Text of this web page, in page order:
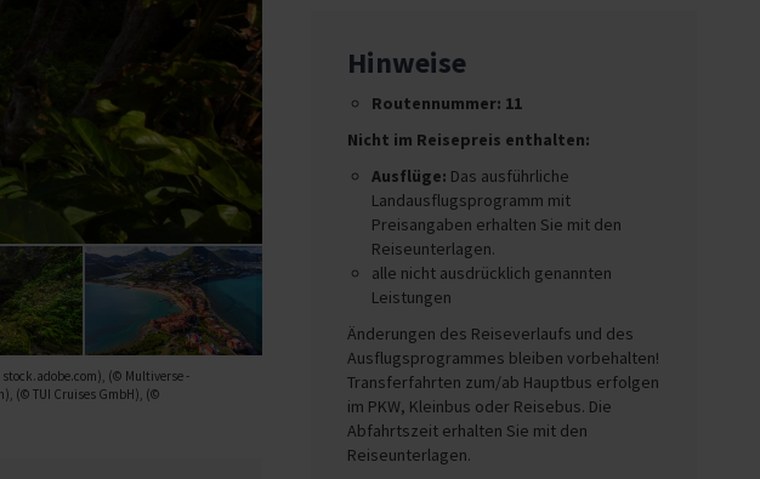
(© Multiverse -
(© TUI Cruises GmbH), (©
Hinweise
Routennummer: 11
Nicht im Reisepreis enthalten:
Ausflüge: Das ausführliche
Landausflugsprogramm mit
Preisangaben erhalten Sie mit den
Reiseunterlagen.
alle nicht ausdrücklich genannten
Leistungen
Änderungen des Reiseverlaufs und des
Ausflugsprogrammes bleiben vorbehalten!
Transferfahrten zum/ab Hauptbus erfolgen
im PKW, Kleinbus oder Reisebus. Die
Abfahrtszeit erhalten Sie mit den
Reiseunterlagen.